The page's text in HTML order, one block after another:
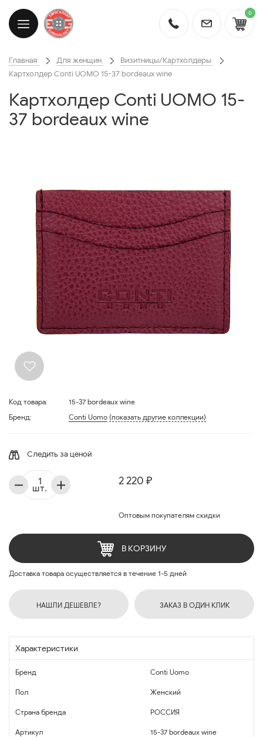
0
Главная Для женщин
Визитницы/Картхолдеры
Картхолдер Conti UOMO 15-37 bordeaux wine
Картхолдер Conti UOMO 15-
37 bordeaux wine
Код товара:
15-37 bordeaux wine
Бренд:
Conti Uomo (показать другие коллекции)
Следить за ценой
2 220 ₽
Оптовым покупателям скидки
шт.
В КОРЗИНУ
Доставка товара осуществляется в течение 1-5 дней
НАШЛИ ДЕШЕВЛЕ? ЗАКАЗ В ОДИН КЛИК
Характеристики
Бренд Conti Uomo
Пол Женский
Страна бренда РОССИЯ
Артикул 15-37 bordeaux wine